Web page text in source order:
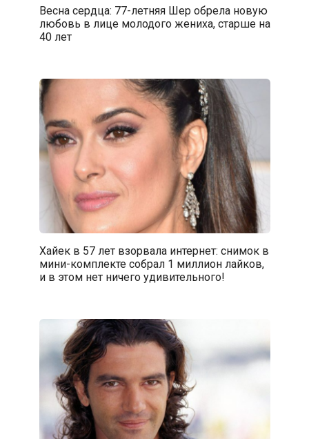
Весна сердца: 77-летняя Шер обрела новую
любовь в лице молодого жениха, старше на
40 лет
Хайек в 57 лет взорвала интернет: снимок в
мини-комплекте собрал 1 миллион лайков,
и в этом нет ничего удивительного!